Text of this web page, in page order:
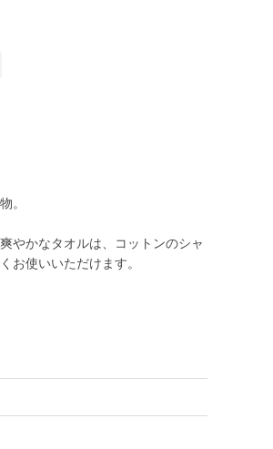
。
やかなタオルは、コットンのシャ
お使いいただけます。